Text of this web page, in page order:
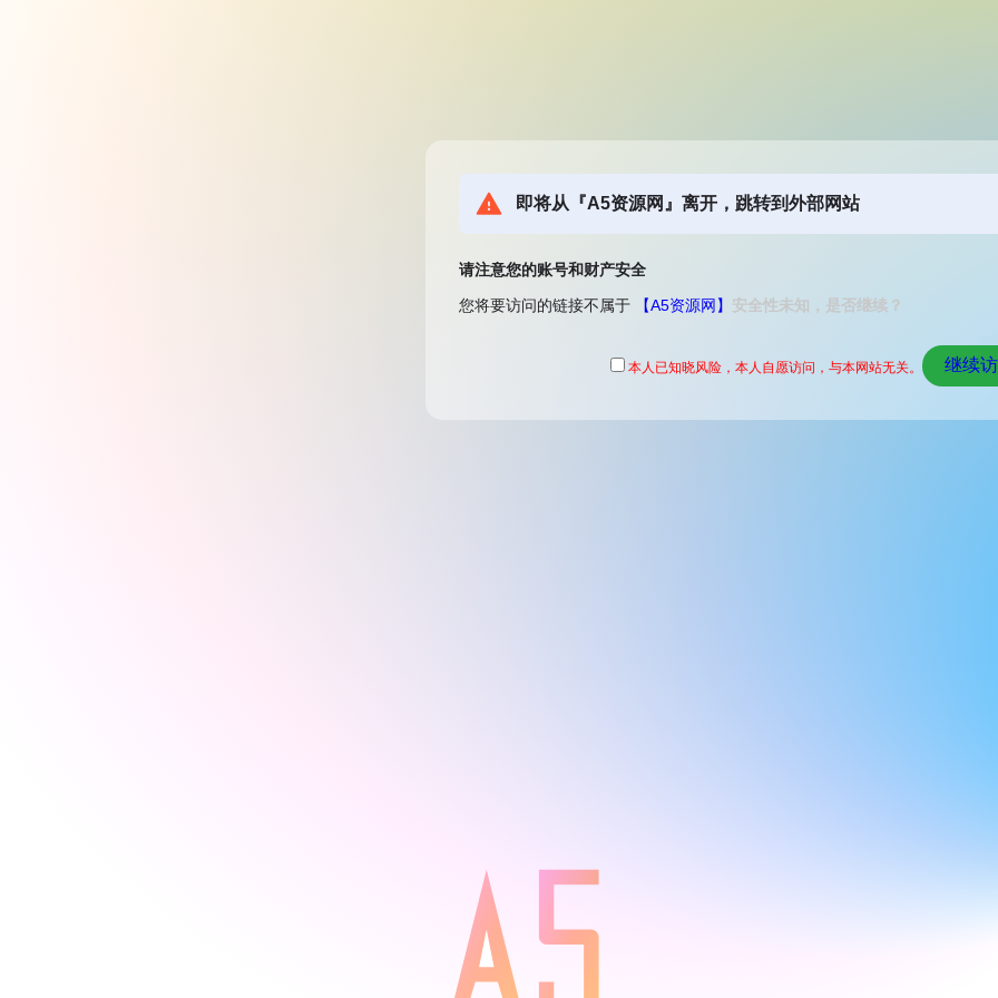
即将从『A5资源网』离开，跳转到外部网站
请注意您的账号和财产安全
您将要访问的链接不属于
【A5资源网】 安全性未知，是否继续？
本人已知晓风险，本人自愿访问，与本网站无关。 继续